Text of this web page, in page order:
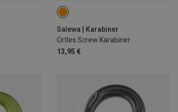
Salewa | Karabiner
Ortles Screw Karabiner
13,95 €